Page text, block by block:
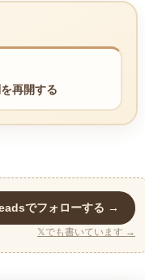
再開する
でフォローする →
𝕏でも書いています →